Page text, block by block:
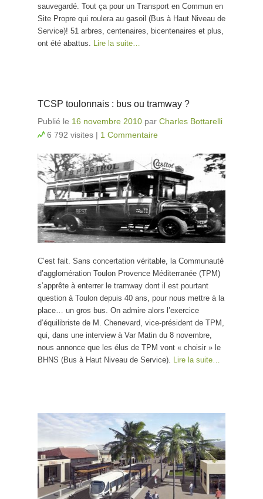
sauvegardé. Tout ça pour un Transport en Commun en
Site Propre qui roulera au gasoil (Bus à Haut Niveau de
Service)! 51 arbres, centenaires, bicentenaires et plus,
ont été abattus. Lire la suite…
TCSP toulonnais : bus ou tramway ?
Publié le 16 novembre 2010 par Charles Bottarelli
6 792 visites | 1 Commentaire
C’est fait. Sans concertation véritable, la Communauté
d’agglomération Toulon Provence Méditerranée (TPM)
s’apprête à enterrer le tramway dont il est pourtant
question à Toulon depuis 40 ans, pour nous mettre à la
place… un gros bus. On admire alors l’exercice
d’équilibriste de M. Chenevard, vice-président de TPM,
qui, dans une interview à Var Matin du 8 novembre,
nous annonce que les élus de TPM vont « choisir » le
BHNS (Bus à Haut Niveau de Service).
Lire la suite…